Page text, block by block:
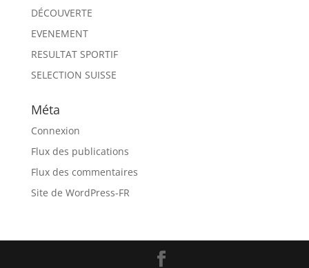
DÉCOUVERTE
EVENEMENT
RESULTAT SPORTIF
SELECTION SUISSE
Méta
Connexion
Flux des publications
Flux des commentaires
Site de WordPress-FR